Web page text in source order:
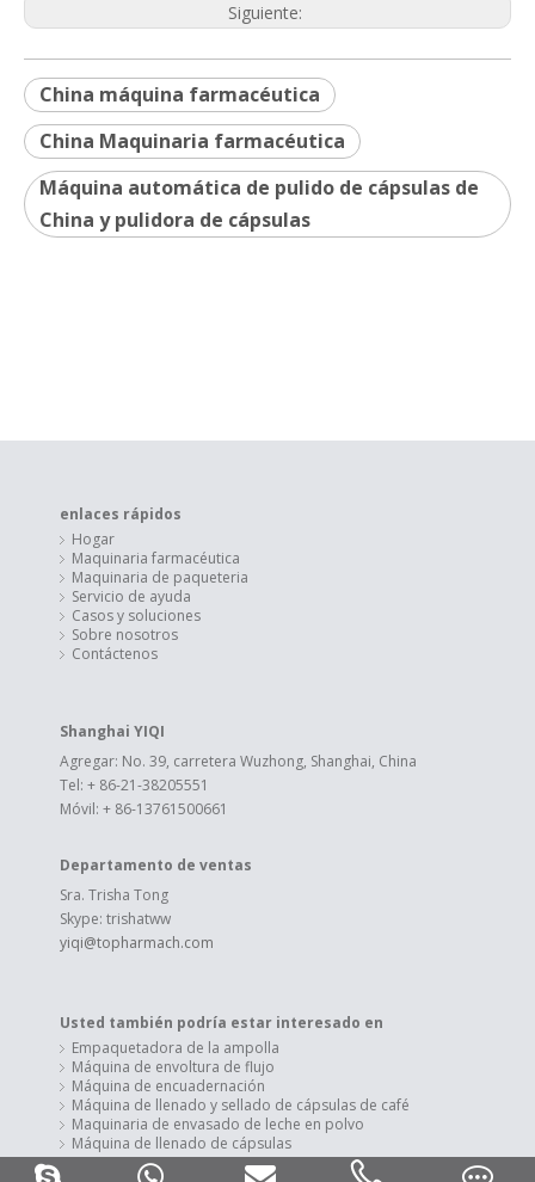
Siguiente:
China máquina farmacéutica
China Maquinaria farmacéutica
Máquina automática de pulido de cápsulas de
China y pulidora de cápsulas
enlaces rápidos
Hogar
Maquinaria farmacéutica
Maquinaria de paqueteria
Servicio de ayuda
Casos y soluciones
Sobre nosotros
Contáctenos
Shanghai YIQI
Agregar: No. 39, carretera Wuzhong, Shanghai, China
Tel: + 86-21-38205551
Móvil: + 86-13761500661
Departamento de ventas
Sra. Trisha Tong
Skype: trishatww
yiqi@topharmach.com
Usted también podría estar interesado en
Empaquetadora de la ampolla
Máquina de envoltura de flujo
Máquina de encuadernación
Máquina de llenado y sellado de cápsulas de café
Maquinaria de envasado de leche en polvo
Máquina de llenado de cápsulas